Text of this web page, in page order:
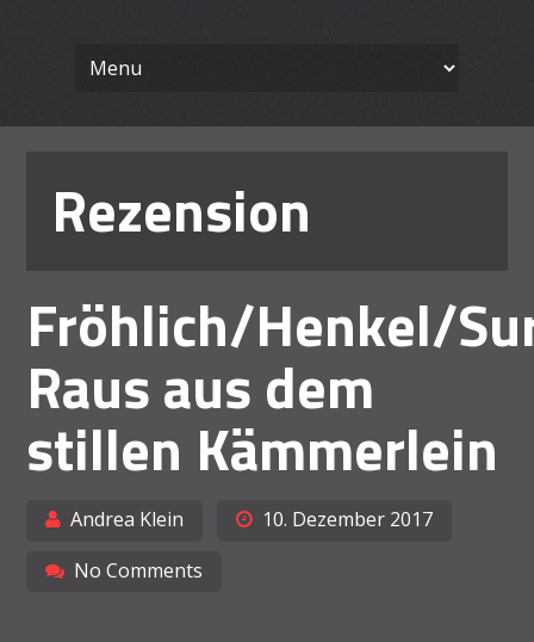
Arbeiten
Rezension
Fröhlich/Henkel/
Raus aus dem
stillen Kämmerlein
Andrea Klein
10. Dezember 2017
No Comments